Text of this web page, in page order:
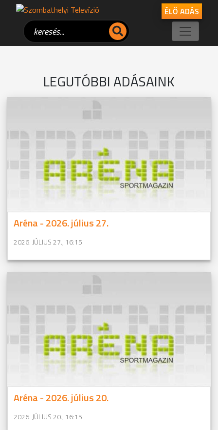
ÉLŐ ADÁS
LEGUTÓBBI ADÁSAINK
Aréna - 2026. július 27.
2026. JÚLIUS 27., 16:15
Aréna - 2026. július 20.
2026. JÚLIUS 20., 16:15